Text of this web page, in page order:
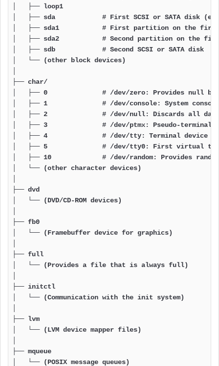
│   ├── loop1
│   ├── sda            # First SCSI or SATA disk
│   ├── sda1           # First partition on the
│   ├── sda2           # Second partition on the
│   ├── sdb            # Second SCSI or SATA disk
│   └── (other block devices)
├── char/
│   ├── 0              # /dev/zero: Provides null
│   ├── 1              # /dev/console: System console
│   ├── 2              # /dev/null: Discards all
│   ├── 3              # /dev/ptmx: Pseudo-terminal
│   ├── 4              # /dev/tty: Terminal device
│   ├── 5              # /dev/tty0: First virtual
│   ├── 10             # /dev/random: Provides
│   └── (other character devices)
├── dvd
│   └── (DVD/CD-ROM devices)
├── fb0
│   └── (Framebuffer device for graphics)
├── full
│   └── (Provides a file that is always full)
├── initctl
│   └── (Communication with the init system)
├── lvm
│   └── (LVM device mapper files)
├── mqueue
│   └── (POSIX message queues)